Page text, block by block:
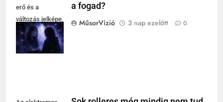
erő és a
változás jelképe,
amely üzenetet
hordoz.
a fogad?
MűsorVízió
3 nap ezelőtt 0